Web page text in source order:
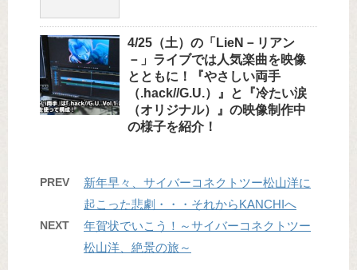
4/25（土）の「LieN－リアン
－」ライブでは人気楽曲を映像
とともに！『やさしい両手
（.hack//G.U.）』と『冷たい涙
（オリジナル）』の映像制作中
の様子を紹介！
PREV
新年早々、サイバーコネクトツー松山洋に
起こった悲劇・・・それからKANCHIへ
NEXT
年賀状でいこう！～サイバーコネクトツー
松山洋、絶景の旅～